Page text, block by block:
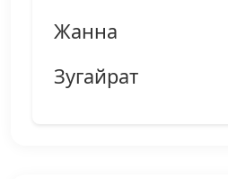
Жанна
Зугайрат